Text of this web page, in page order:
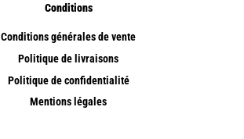
Conditions
Conditions générales de vente
Politique de livraisons
Politique de confidentialité
Mentions légales